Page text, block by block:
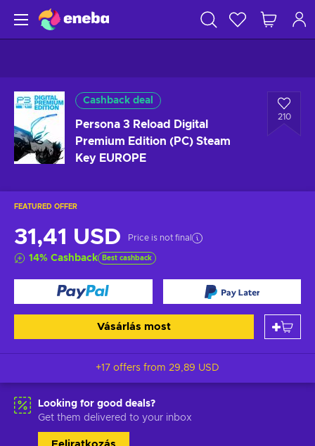
Cashback deal
Persona 3 Reload Digital
Premium Edition (PC) Steam
Key EUROPE
210
FEATURED OFFER
31,41 USD Price is not final
14% Cashback Best cashback
Vásárlás most
+17 offers from 29,89 USD
Looking for good deals?
Get them delivered to your inbox